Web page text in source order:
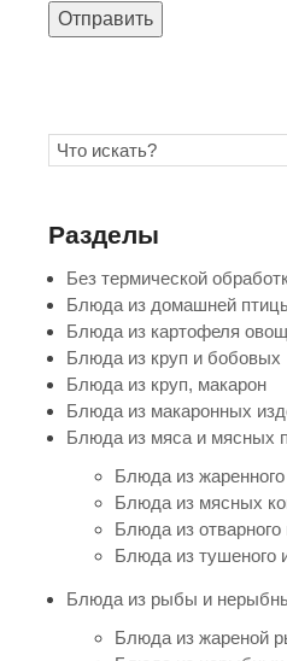
Отправить
Разделы
Без термической
Блюда из домашней
Блюда из картофеля
Блюда из круп и бобовых
Блюда из круп, макарон
Блюда из макаронных
Блюда из мяса и мясных
Блюда из
Блюда из мясных
Блюда из отварного
Блюда из тушеного
Блюда из рыбы и
Блюда из жареной